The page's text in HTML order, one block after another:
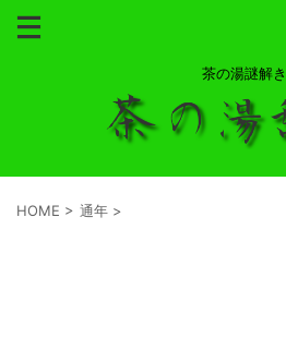
茶の湯謎解き
HOME > 通年 >